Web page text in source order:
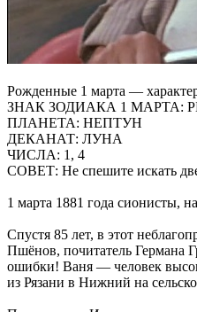
Рожденные 1 марта —
ЗНАК ЗОДИАКА 1 МАРТА:
ПЛАНЕТА: НЕПТУН
ДЕКАНАТ: ЛУНА
ЧИСЛА: 1, 4
СОВЕТ: Не спешите искать
1 марта 1881 года сионисты,
Спустя 85 лет, в этот
Пшёнов, почитатель Германа
ошибки! Ваня — человек
из Рязани в Нижний на